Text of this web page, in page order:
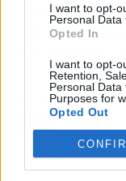
I want to opt-
Personal Data
Opted In
I want to opt-
Retention,
Personal
Purposes for
Opted Out
‘Harder’, Rita
‘Girls’, The
Artículo anterior
Black Panther